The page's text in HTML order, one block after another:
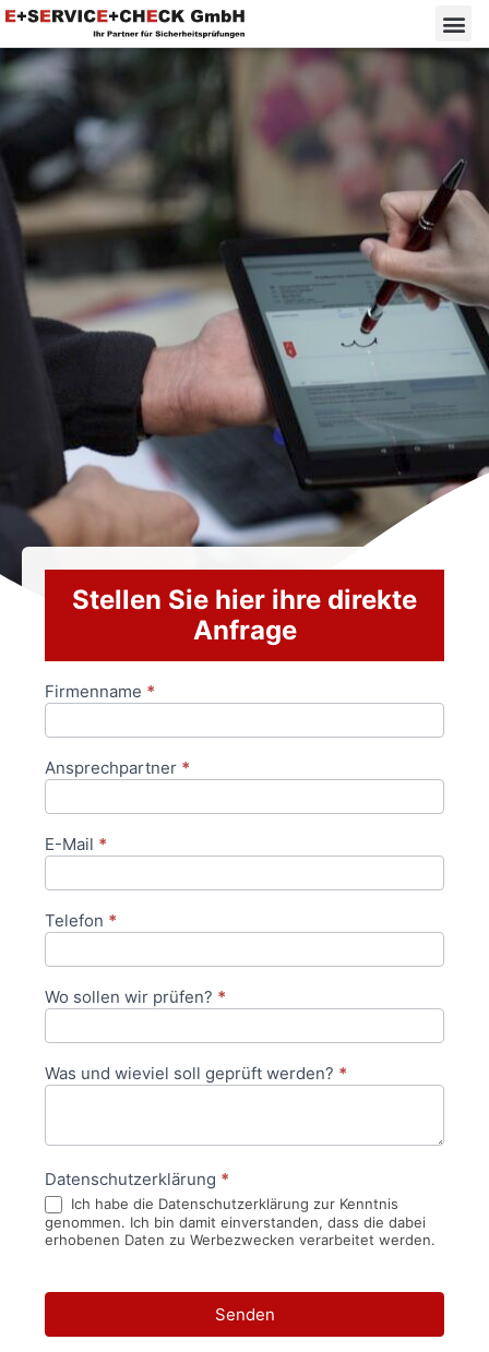
Stellen Sie hier ihre direkte
Anfrage
Anfrageformular
Firmenname *
Ansprechpartner *
E-Mail *
Telefon *
Wo sollen wir prüfen? *
Was und wieviel soll geprüft werden? *
Datenschutzerklärung *
Ich habe die Datenschutzerklärung zur Kenntnis
genommen. Ich bin damit einverstanden, dass die dabei
erhobenen Daten zu Werbezwecken verarbeitet werden.
Senden